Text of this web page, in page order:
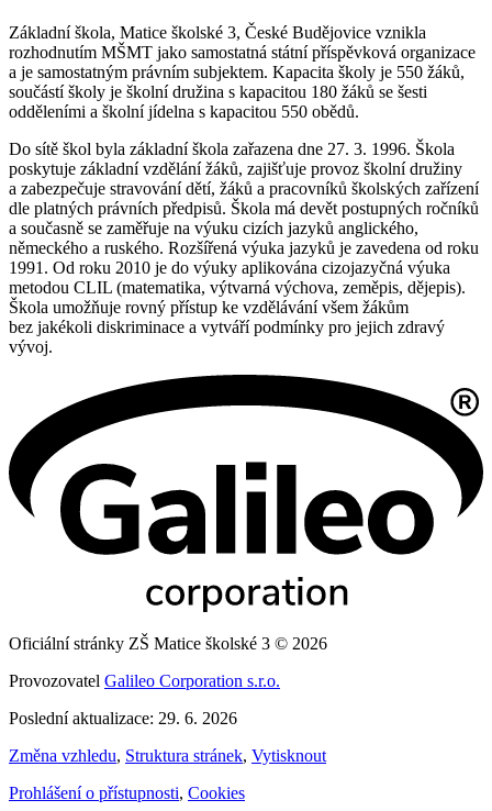
Základní škola, Matice školské 3, České Budějovice vznikla
rozhodnutím MŠMT jako samostatná státní příspěvková organizace
a je samostatným právním subjektem. Kapacita školy je 550 žáků,
součástí školy je školní družina s kapacitou 180 žáků se šesti
odděleními a školní jídelna s kapacitou 550 obědů.
Do sítě škol byla základní škola zařazena dne 27. 3. 1996. Škola
poskytuje základní vzdělání žáků, zajišťuje provoz školní družiny
a zabezpečuje stravování dětí, žáků a pracovníků školských zařízení
dle platných právních předpisů. Škola má devět postupných ročníků
a současně se zaměřuje na výuku cizích jazyků anglického,
německého a ruského. Rozšířená výuka jazyků je zavedena od roku
1991. Od roku 2010 je do výuky aplikována cizojazyčná výuka
metodou CLIL (matematika, výtvarná výchova, zeměpis, dějepis).
Škola umožňuje rovný přístup ke vzdělávání všem žákům
bez jakékoli diskriminace a vytváří podmínky pro jejich zdravý
vývoj.
Oficiální stránky ZŠ Matice školské 3 © 2026
Provozovatel Galileo Corporation s.r.o.
Poslední aktualizace: 29. 6. 2026
Změna vzhledu, Struktura stránek, Vytisknout
Prohlášení o přístupnosti, Cookies